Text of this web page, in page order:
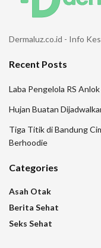
Dermaluz.co.id - Info
Recent Posts
Laba Pengelola RS
Hujan Buatan
Tiga Titik di Bandung
Berhoodie
Categories
Asah Otak
Berita Sehat
Seks Sehat